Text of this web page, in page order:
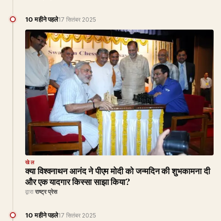
10 महीने पहले17 सितंबर 2025
खेल
क्या विश्वनाथन आनंद ने पीएम मोदी को जन्मदिन की शुभकामना दी
और एक यादगार किस्सा साझा किया?
द्वारा राष्ट्र प्रेस
10 महीने पहले17 सितंबर 2025